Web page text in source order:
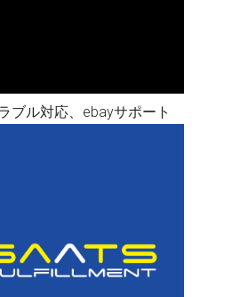
ブル対応、ebayサポート